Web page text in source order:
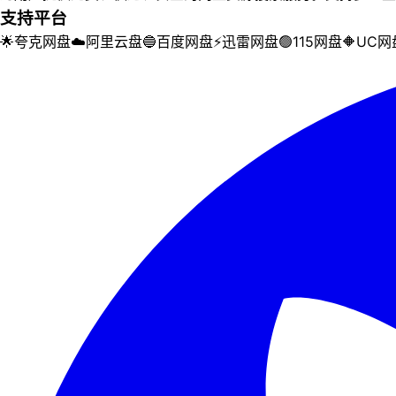
支持平台
🌟夸克网盘☁️阿里云盘🔵百度网盘⚡迅雷网盘🟢115网盘🔶UC网